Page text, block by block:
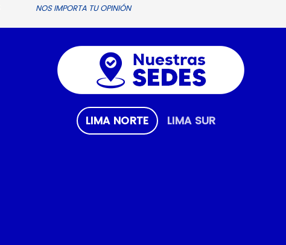
NOS IMPORTA TU OPINIÓN
LIMA NORTE LIMA SUR